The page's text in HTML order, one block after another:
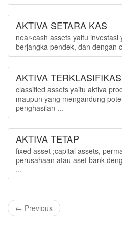
AKTIVA SETARA KAS
near-cash assets yaitu
berjangka pendek, dan dengan
AKTIVA
classified assets yaitu aktiva
maupun yang mengandung
penghasilan ...
AKTIVA TETAP
fixed asset ;capital assets,
perusahaan atau aset bank
...
← Previous